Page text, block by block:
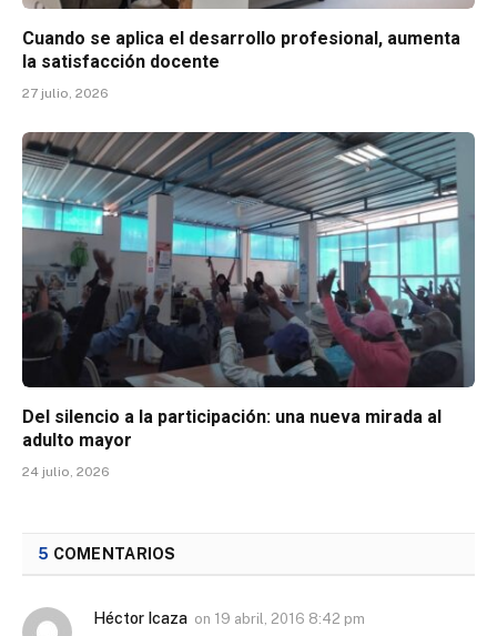
Cuando se aplica el desarrollo profesional, aumenta
la satisfacción docente
27 julio, 2026
Del silencio a la participación: una nueva mirada al
adulto mayor
24 julio, 2026
5 COMENTARIOS
Héctor Icaza on 19 abril, 2016 8:42 pm